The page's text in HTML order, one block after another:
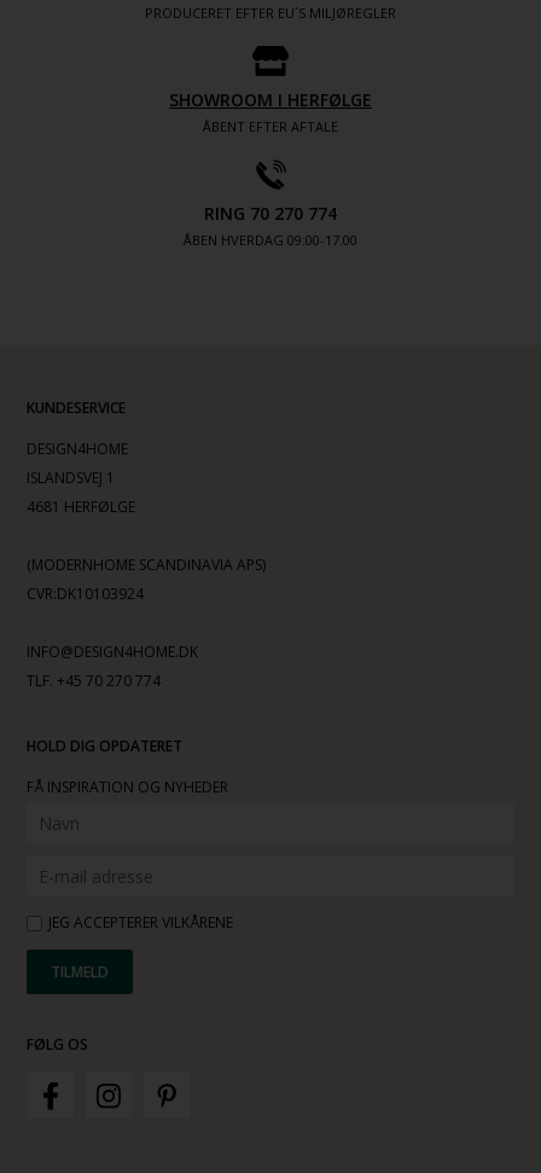
PRODUCERET EFTER EU´S MILJØREGLER
SHOWROOM I HERFØLGE
ÅBENT EFTER AFTALE
RING 70 270 774
ÅBEN HVERDAG 09:00-17.00
KUNDESERVICE
DESIGN4HOME
ISLANDSVEJ 1
4681 HERFØLGE
(MODERNHOME SCANDINAVIA APS)
CVR:DK10103924
INFO@DESIGN4HOME.DK
TLF. +45 70 270 774
HOLD DIG OPDATERET
FÅ INSPIRATION OG NYHEDER
JEG ACCEPTERER VILKÅRENE
FØLG OS